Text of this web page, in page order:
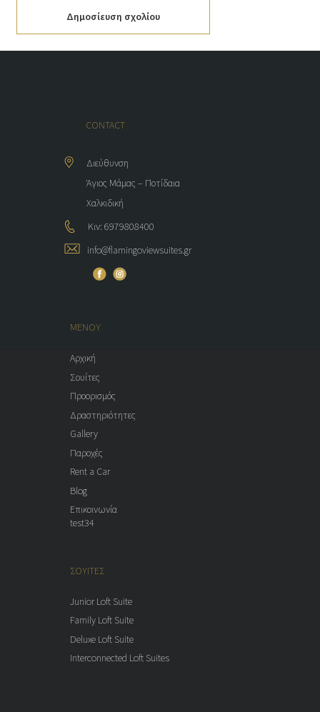
Δημοσίευση σχολίου
CONTACT
Διεύθυνση
Άγιος Μάμας – Ποτίδαια
Χαλκιδική
Κιν: 6979808400
info@flamingoviewsuites.gr
ΜΕΝΟΥ
Αρχική
Σουίτες
Προορισμός
Δραστηριότητες
Gallery
Παροχές
Rent a Car
Blog
Επικοινωνία
test34
ΣΟΥΙΤΕΣ
Junior Loft Suite
Family Loft Suite
Deluxe Loft Suite
Interconnected Loft Suites